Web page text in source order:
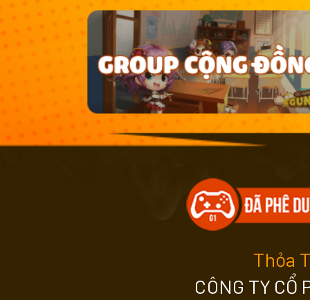
Thỏa
CÔNG TY CỔ